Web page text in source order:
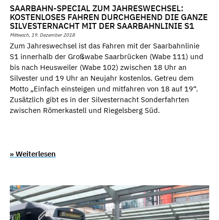
SAARBAHN-SPECIAL ZUM JAHRESWECHSEL:
KOSTENLOSES FAHREN DURCHGEHEND DIE GANZE
SILVESTERNACHT MIT DER SAARBAHNLINIE S1
Mittwoch, 19. Dezember 2018
Zum Jahreswechsel ist das Fahren mit der Saarbahnlinie
S1 innerhalb der Großwabe Saarbrücken (Wabe 111) und
bis nach Heusweiler (Wabe 102) zwischen 18 Uhr an
Silvester und 19 Uhr an Neujahr kostenlos. Getreu dem
Motto „Einfach einsteigen und mitfahren von 18 auf 19“.
Zusätzlich gibt es in der Silvesternacht Sonderfahrten
zwischen Römerkastell und Riegelsberg Süd.
» Weiterlesen